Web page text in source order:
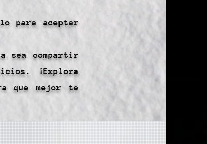
para aceptar
sea compartir
¡Explora
que mejor te